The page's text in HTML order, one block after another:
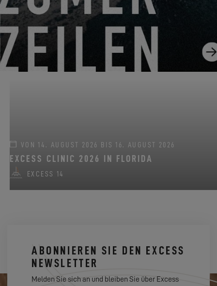
VON 22. JUNI 2026 BIS 31. AUGUST 2026
GO SAILING MIT EXCESS DIESEN SOMMER!
EXCESS 11 EXCESS 14
VON 14. AUGUST 2026 BIS 16. AUGUST 2026
EXCESS CLINIC 2026 IN FLORIDA
EXCESS 14
ABONNIEREN SIE DEN EXCESS
NEWSLETTER
Melden Sie sich an und bleiben Sie über Excess